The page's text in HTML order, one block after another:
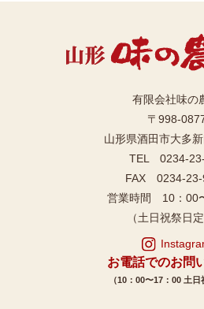
有限会社味の
〒998-
山形県酒田市大多
TEL 0234-
FAX 0234-23-
営業時間 10：00
（土日祝祭日定
お電話でのお問
（10：00〜17：00 土日